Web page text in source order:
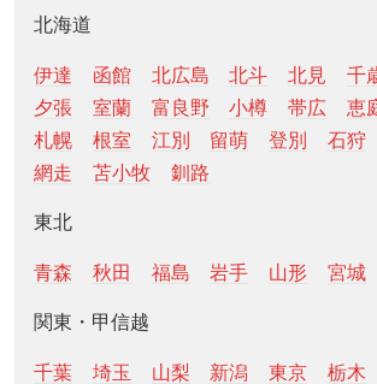
北海道
伊達 函館 北広島 北斗 北見 千
夕張
室蘭 富良野 小樽 帯広 恵
札幌
根室 江別 留萌 登別 石狩
網走
苫小牧 釧路
東北
青森 秋田 福島 岩手 山形 宮城
関東・甲信越
千葉 埼玉 山梨 新潟 東京 栃木